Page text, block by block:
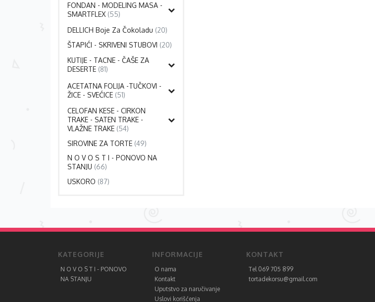
FONDAN - MODELING MASA -
SMARTFLEX (55)
DELLICH Boje Za Čokoladu (20)
ŠTAPIĆI - SKRIVENI STUBOVI (20)
KUTIJE - TACNE - ČAŠE ZA
DESERTE (81)
ACETATNA FOLIJA -TUČKOVI -
ŽICE - SVEĆICE (51)
CELOFAN KESE - CIRKON
TRAKE - SATEN TRAKE -
VLAŽNE TRAKE (54)
SIROVINE ZA TORTE (49)
N O V O S T I - PONOVO NA
STANJU (66)
USKORO (87)
KATEGORIJE
N O V O S T I - PONOVO
NA STANJU
INFORMACIJE
O nama
Kontakt
Uputstvo za naručivanje
Uslovi korišćenja
KONTAKT
Tel 069 705 899
tortadekorsu@gmail.com